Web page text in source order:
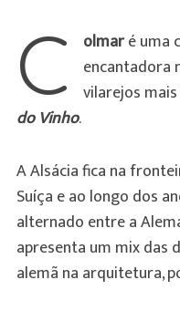
C olmaré uma
encantadora
vilarejos
do Vinho.
A Alsácia fica na
Suíça e ao longo dos
alternado entre a
apresenta um mix das
alemã na arquitetura,